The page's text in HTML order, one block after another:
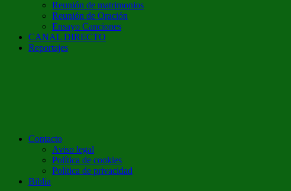
Reunión de matrimonios
Reunión de Oración
Ensayo Canciones
CANAL DIRECTO
Reportajes
Contacto
Aviso legal
Política de cookies
Política de privacidad
Biblia